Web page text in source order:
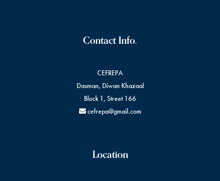
Contact Info.
CEFREPA
Dasman, Diwan Khazaal
Block 1, Street 166
cefrepa@gmail.com
Location